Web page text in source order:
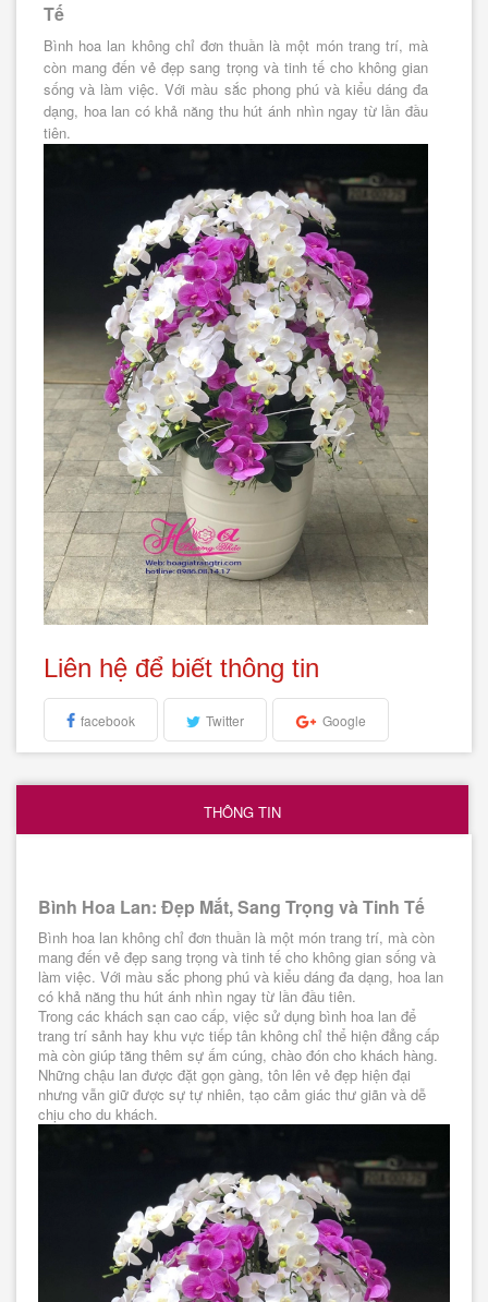
Tế
Bình hoa lan không chỉ đơn thuần là một món trang trí, mà
còn mang đến vẻ đẹp sang trọng và tinh tế cho không gian
sống và làm việc. Với màu sắc phong phú và kiểu dáng đa
dạng, hoa lan có khả năng thu hút ánh nhìn ngay từ lần đầu
tiên.
Liên hệ để biết thông tin
facebook Twitter Google
THÔNG TIN
Bình Hoa Lan: Đẹp Mắt, Sang Trọng và Tinh Tế
Bình hoa lan không chỉ đơn thuần là một món trang trí, mà còn
mang đến vẻ đẹp sang trọng và tinh tế cho không gian sống và
làm việc. Với màu sắc phong phú và kiểu dáng đa dạng, hoa lan
có khả năng thu hút ánh nhìn ngay từ lần đầu tiên.
Trong các khách sạn cao cấp, việc sử dụng bình hoa lan để
trang trí sảnh hay khu vực tiếp tân không chỉ thể hiện đẳng cấp
mà còn giúp tăng thêm sự ấm cúng, chào đón cho khách hàng.
Những chậu lan được đặt gọn gàng, tôn lên vẻ đẹp hiện đại
nhưng vẫn giữ được sự tự nhiên, tạo cảm giác thư giãn và dễ
chịu cho du khách.